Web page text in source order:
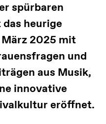
spürbaren
heurige
2025 mit
und
aus Musik,
innovative
eröffnet.